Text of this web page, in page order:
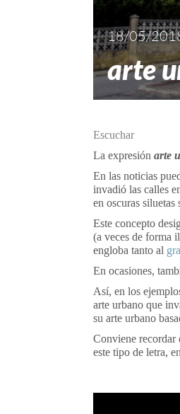
18/05/
arte
Escuchar
La expresión arte
En las noticias
invadió las calles
en oscuras
Este concepto
(a veces de forma
engloba tanto al
En ocasiones,
Así, en los
arte urbano que
su arte urbano
Conviene recordar
este tipo de letra,